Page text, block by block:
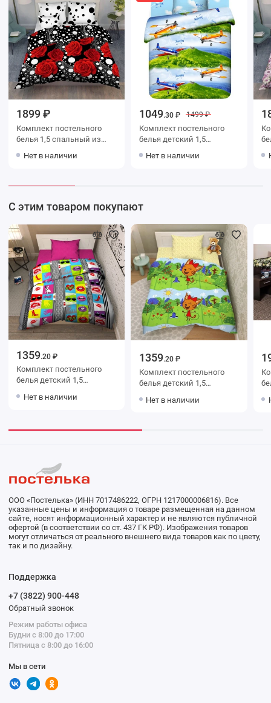
1899 ₽
Комплект постельного
белья 1,5 спальный из
2 шт Цветы Василиса
Нет в наличии
1049.30 ₽ 1499 ₽
Комплект постельного
белья детский 1,5
70х70
Нет в наличии
белья
С этим товаром покупают
1359.20 ₽
Комплект постельного
белья детский 1,5
70х70
Нет в наличии
1359.20 ₽
Комплект постельного
белья детский 1,5
наволочкой 70х70 Принт
Нет в наличии
белья
ООО «Постелька» (ИНН 7017486222, ОГРН 1217000006816). Все
указанные цены и информация о товаре размещенная на данном
сайте, носят информационный характер и не являются публичной
офертой (в соответствии со ст. 437 ГК РФ). Изображения товаров
могут отличаться от реального внешнего вида товаров как по цвету,
так и по дизайну.
Поддержка
+7 (3822) 900-448
Обратный звонок
Режим работы офиса
Будни с 8:00 до 17:00
Пятница с 8:00 до 16:00
Мы в сети